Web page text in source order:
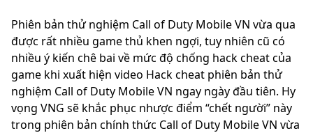
Phiên bản thử nghiệm Call of Duty Mobile VN vừa qua
được rất nhiều game thủ khen ngợi, tuy nhiên cũ có
nhiều ý kiến chê bai về mức độ chống hack cheat của
game khi xuất hiện video Hack cheat phiên bản thử
nghiệm Call of Duty Mobile VN ngay ngày đầu tiên. Hy
vọng VNG sẽ khắc phục nhược điểm “chết người” này
trong phiên bản chính thức Call of Duty Mobile VN vừa